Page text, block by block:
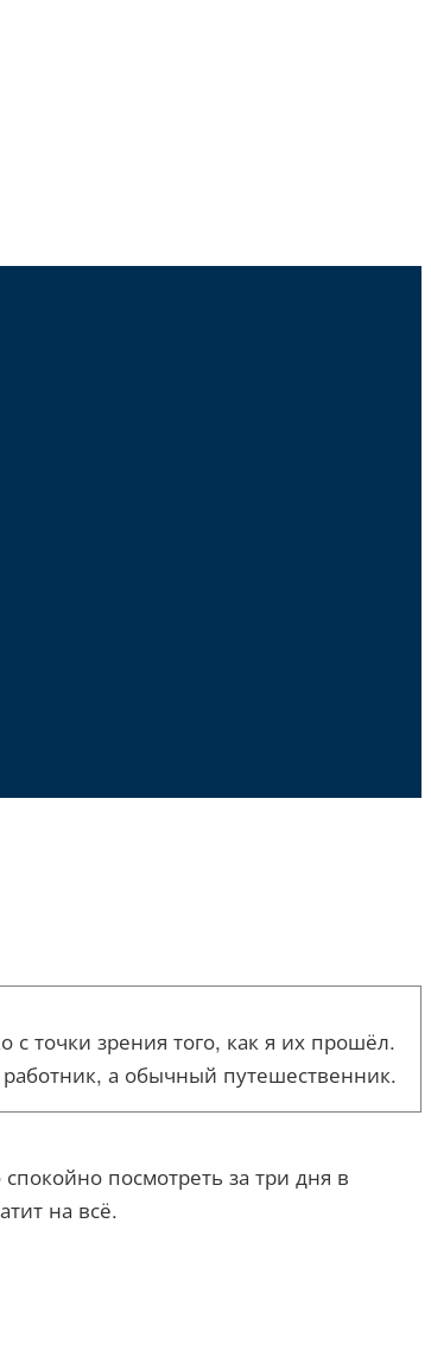
точки зрения того, как я их прошёл.
а обычный путешественник.
посмотреть за три дня в
на всё.